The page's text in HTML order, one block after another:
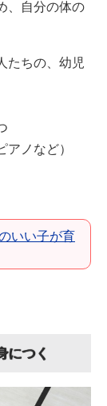
、自分の体の
たちの、幼児
アノなど）
いい子が育
につく